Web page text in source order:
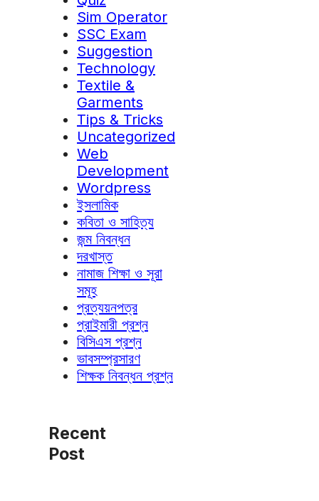
Sim Operator
SSC Exam
Suggestion
Technology
Textile &
Garments
Tips & Tricks
Uncategorized
Web
Development
Wordpress
ইসলামিক
কবিতা ও সাহিত্য
জন্ম নিবন্ধন
দরখাস্ত
নামাজ শিক্ষা ও সূরা
সমূহ
প্রত্যয়নপত্র
প্রাইমারী প্রশ্ন
বিসিএস প্রশ্ন
ভাবসম্প্রসারণ
শিক্ষক নিবন্ধন প্রশ্ন
Recent
Post